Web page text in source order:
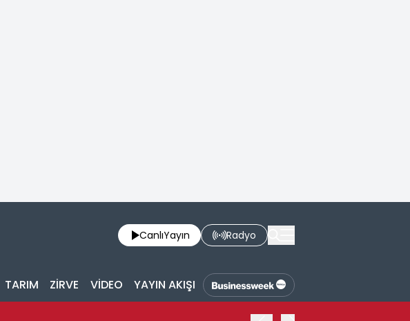
CanlıYayın Radyo
TARIM ZİRVE VİDEO YAYIN AKIŞI